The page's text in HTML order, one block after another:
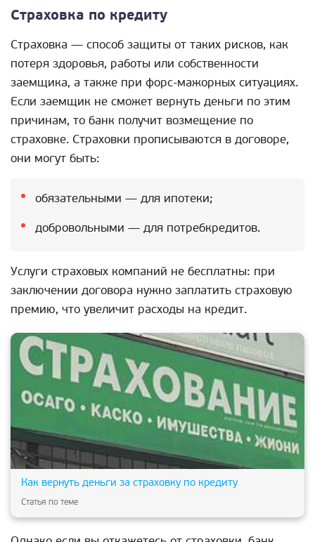
Страховка по кредиту
Страховка — способ защиты от таких рисков, как
потеря здоровья, работы или собственности
заемщика, а также при форс-мажорных ситуациях.
Если заемщик не сможет вернуть деньги по этим
причинам, то банк получит возмещение по
страховке. Страховки прописываются в договоре,
они могут быть:
обязательными — для ипотеки;
добровольными — для потребкредитов.
Услуги страховых компаний не бесплатны: при
заключении договора нужно заплатить страховую
премию, что увеличит расходы на кредит.
Как вернуть деньги за страховку по кредиту
Статья по теме